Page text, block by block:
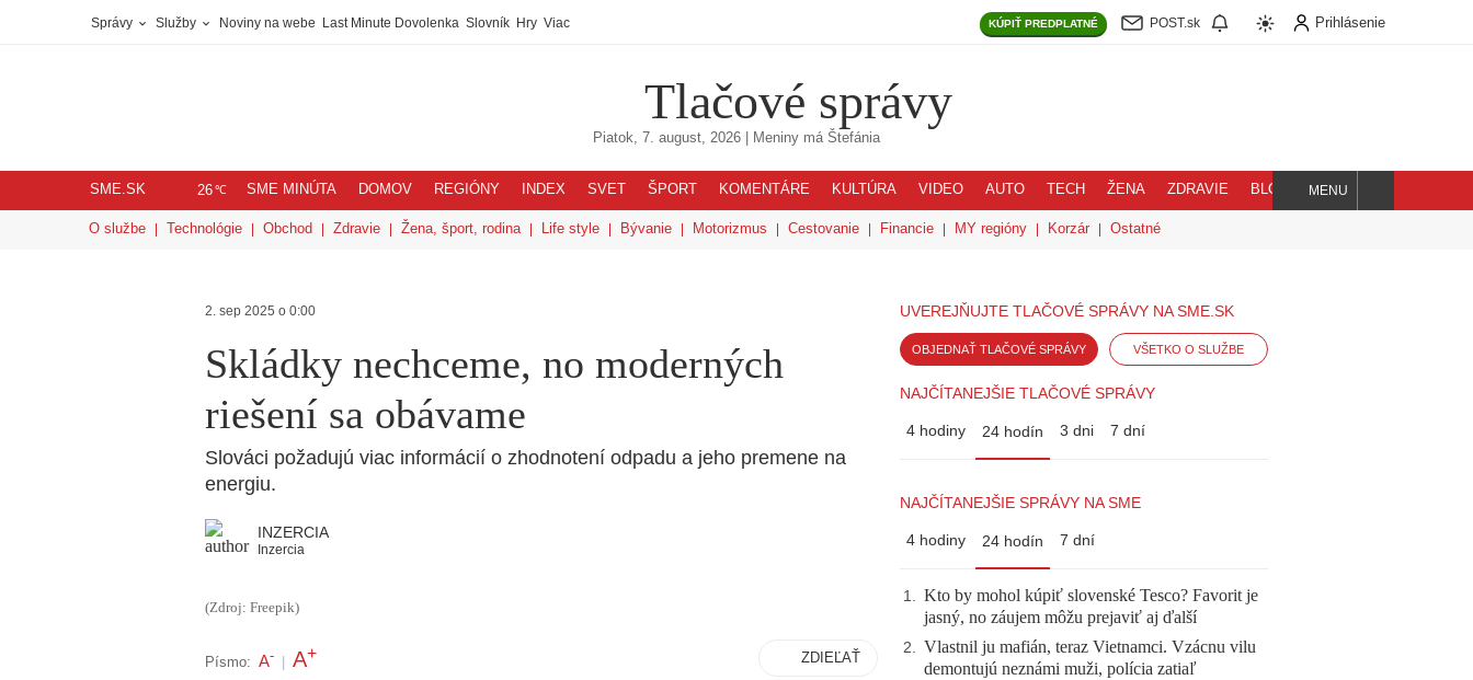
Správy Služby Noviny na webe Last Minute Dovolenka Slovník Hry Viac KÚPIŤ PREDPLATNÉ POST.sk Prihlásenie
Tlačové správy
Piatok, 7. august, 2026 | Meniny má Štefánia
SME.SK 26℃ SME MINÚTA DOMOV REGIÓNY INDEX SVET ŠPORT KOMENTÁRE KULTÚRA VIDEO AUTO TECH ŽENA ZDRAVIE BLOG
Hľadaj
MENU
O službe Technológie Obchod Zdravie Žena, šport, rodina Life style Bývanie Motorizmus Cestovanie Financie MY regióny Korzár Ostatné
2. sep 2025 o 0:00
Skládky nechceme, no moderných
riešení sa obávame
Slováci požadujú viac informácií o zhodnotení odpadu a jeho premene na
energiu.
INZERCIA
Inzercia
(Zdroj: Freepik)
Písmo: A- A+ ZDIEĽAŤ
UVEREJŇUJTE TLAČOVÉ SPRÁVY NA SME.SK
OBJEDNAŤ TLAČOVÉ SPRÁVY VŠETKO O SLUŽBE
NAJČÍTANEJŠIE TLAČOVÉ SPRÁVY
4 hodiny 24 hodín 3 dni 7 dní
NAJČÍTANEJŠIE SPRÁVY NA SME
4 hodiny 24 hodín 7 dní
1. Kto by mohol kúpiť slovenské Tesco? Favorit je
jasný, no záujem môžu prejaviť aj ďalší
2. Vlastnil ju mafián, teraz Vietnamci. Vzácnu vilu
demontujú neznámi muži, polícia zatiaľ